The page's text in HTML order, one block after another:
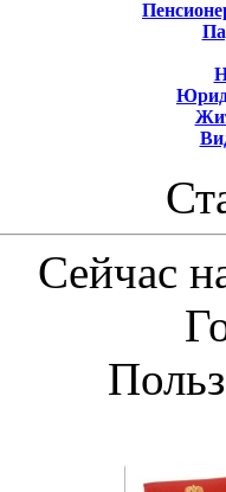
Сейчас